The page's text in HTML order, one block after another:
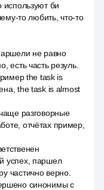
используют би
то любить, что-то
не равно
есть часть резуль.
the task is
the task is almost
разговорные
отчётах пример,
успех, паршел
частично верно.
синонимы с